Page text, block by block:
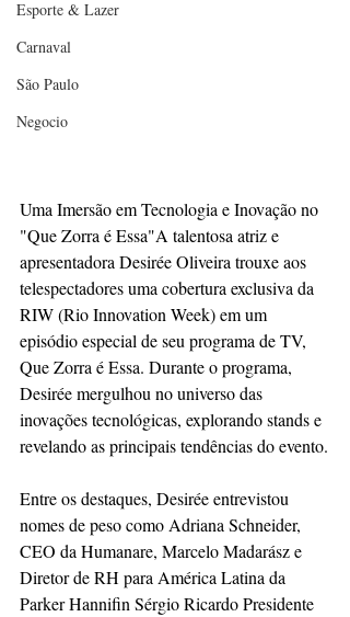
Esporte & Lazer
Carnaval
São Paulo
Negocio
Uma Imersão em Tecnologia e Inovação no
"Que Zorra é Essa"A talentosa atriz e
apresentadora Desirée Oliveira trouxe aos
telespectadores uma cobertura exclusiva da
RIW (Rio Innovation Week) em um
episódio especial de seu programa de TV,
Que Zorra é Essa. Durante o programa,
Desirée mergulhou no universo das
inovações tecnológicas, explorando stands e
revelando as principais tendências do evento.
Entre os destaques, Desirée entrevistou
nomes de peso como Adriana Schneider,
CEO da Humanare, Marcelo Madarász e
Diretor de RH para América Latina da
Parker Hannifin Sérgio Ricardo Presidente